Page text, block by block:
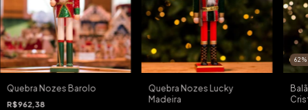
Quebra Nozes Barolo
R$962,38
Quebra Nozes Lucky
Madeira
62 %